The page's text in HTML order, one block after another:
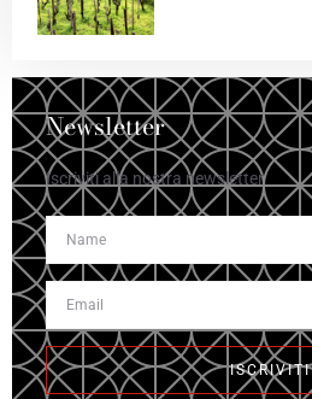
Newsletter
Iscriviti alla nostra newsletter
ISCRIVITI